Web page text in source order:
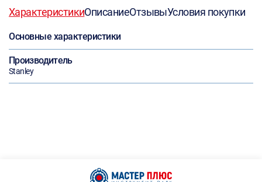
ХарактеристикиОписаниеОтзывыУсловия покупки
Основные характеристики
Производитель
Stanley